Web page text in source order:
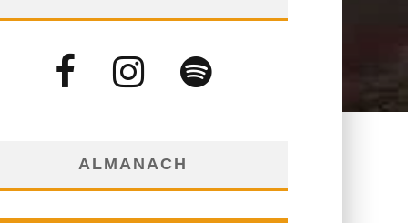
ALMANACH